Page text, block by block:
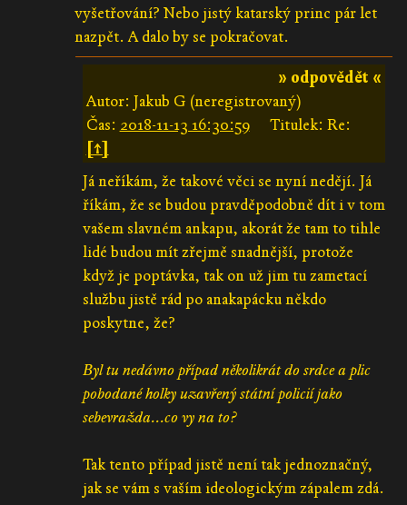
vyšetřování? Nebo jistý katarský princ pár let
nazpět. A dalo by se pokračovat.
» odpovědět «
Autor: Jakub G (neregistrovaný)
Čas: 2018-11-13 16:30:59
Titulek: Re:
[↑]
Já neříkám, že takové věci se nyní nedějí. Já
říkám, že se budou pravděpodobně dít i v tom
vašem slavném ankapu, akorát že tam to tihle
lidé budou mít zřejmě snadnější, protože
když je poptávka, tak on už jim tu zametací
službu jistě rád po anakapácku někdo
poskytne, že?
Byl tu nedávno případ několikrát do srdce a plic
pobodané holky uzavřený státní policií jako
sebevražda...co vy na to?
Tak tento případ jistě není tak jednoznačný,
jak se vám s vaším ideologickým zápalem zdá.